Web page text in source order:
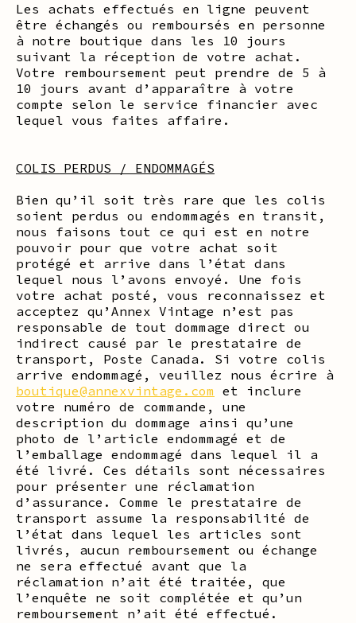
Les achats effectués en ligne peuvent
être échangés ou remboursés en personne
à notre boutique dans les 10 jours
suivant la réception de votre achat.
Votre remboursement peut prendre de 5 à
10 jours avant d’apparaître à votre
compte selon le service financier avec
lequel vous faites affaire.
COLIS PERDUS / ENDOMMAGÉS
Bien qu’il soit très rare que les colis
soient perdus ou endommagés en transit,
nous faisons tout ce qui est en notre
pouvoir pour que votre achat soit
protégé et arrive dans l’état dans
lequel nous l’avons envoyé. Une fois
votre achat posté, vous reconnaissez et
acceptez qu’Annex Vintage n’est pas
responsable de tout dommage direct ou
indirect causé par le prestataire de
transport, Poste Canada. Si votre colis
arrive endommagé, veuillez nous écrire à
boutique@annexvintage.com et inclure
votre numéro de commande, une
description du dommage ainsi qu’une
photo de l’article endommagé et de
l’emballage endommagé dans lequel il a
été livré. Ces détails sont nécessaires
pour présenter une réclamation
d’assurance. Comme le prestataire de
transport assume la responsabilité de
l’état dans lequel les articles sont
livrés, aucun remboursement ou échange
ne sera effectué avant que la
réclamation n’ait été traitée, que
l’enquête ne soit complétée et qu’un
remboursement n’ait été effectué.